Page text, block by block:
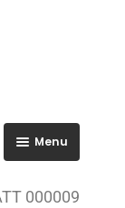
Menu
000009